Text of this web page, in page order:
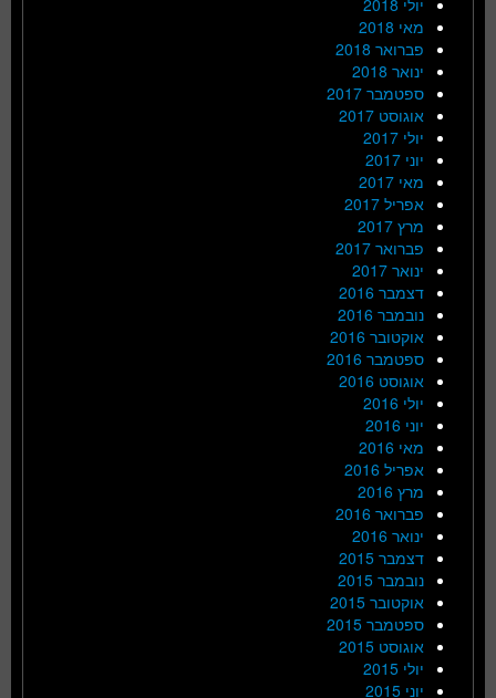
מאי 2018
פברואר 2018
ינואר 2018
ספטמבר 2017
אוגוסט 2017
יולי 2017
יוני 2017
מאי 2017
אפריל 2017
מרץ 2017
פברואר 2017
ינואר 2017
דצמבר 2016
נובמבר 2016
אוקטובר 2016
ספטמבר 2016
אוגוסט 2016
יולי 2016
יוני 2016
מאי 2016
אפריל 2016
מרץ 2016
פברואר 2016
ינואר 2016
דצמבר 2015
נובמבר 2015
אוקטובר 2015
ספטמבר 2015
אוגוסט 2015
יולי 2015
יוני 2015